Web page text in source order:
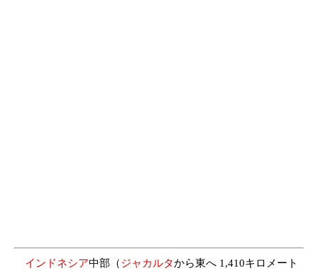
インドネシア中部（ジャカルタから東へ 1,410キロメート